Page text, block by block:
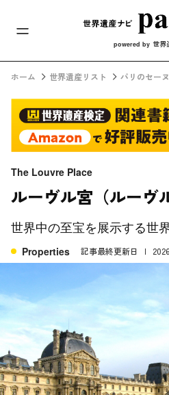
powered by 世界
ホーム 世界遺産リスト パリのセー
The Louvre Place
ルーヴル宮（ルーヴ
世界中の至宝を展示する世
Properties 記事最終更新日